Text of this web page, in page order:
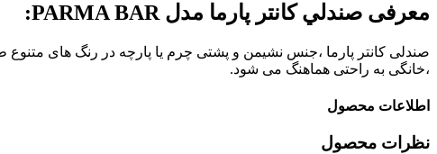
معرفی صندلي کانتر پارما مدل PARMA BAR:
صندلی کانتر پارما ،جنس نشیمن و پشتی چرم یا پارچه در رنگ های متنوع
،خانگی به راحتی هماهنگ می شود.
اطلاعات محصول
نظرات محصول